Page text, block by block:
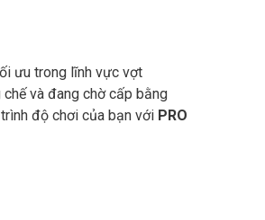
ưu trong lĩnh vực vợt
và đang chờ cấp bằng
độ chơi của bạn với PRO